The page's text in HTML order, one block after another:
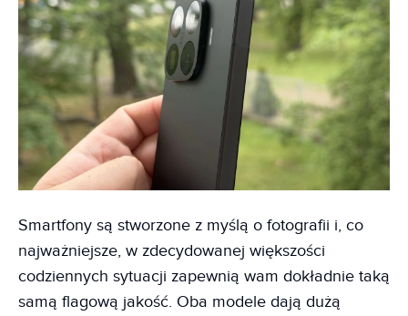
Smartfony są stworzone z myślą o fotografii i, co
najważniejsze, w zdecydowanej większości
codziennych sytuacji zapewnią wam dokładnie taką
samą flagową jakość. Oba modele dają dużą